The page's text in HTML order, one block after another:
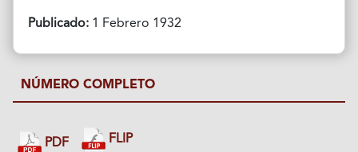
Publicado:1 Febrero 1932
NÚMERO COMPLETO
PDF FLIP